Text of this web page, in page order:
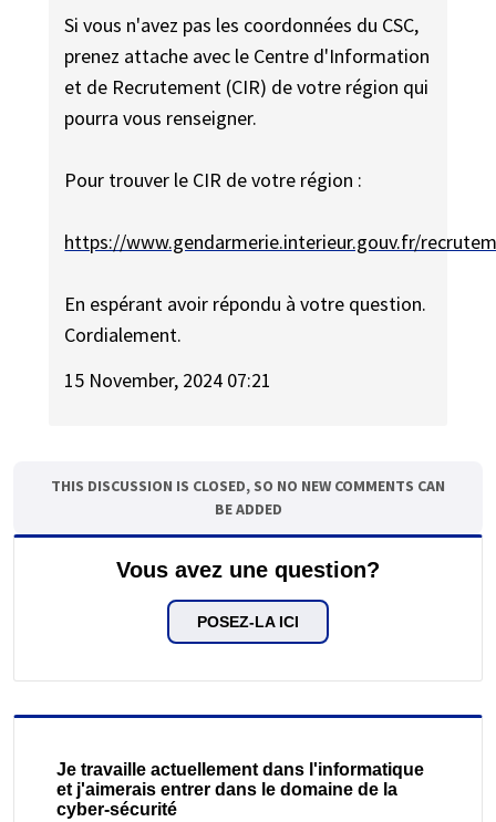
Si vous n'avez pas les coordonnées du CSC,
prenez attache avec le Centre d'Information
et de Recrutement (CIR) de votre région qui
pourra vous renseigner.
Pour trouver le CIR de votre région :
https://www.gendarmerie.interieur.gouv.fr/
En espérant avoir répondu à votre question.
Cordialement.
15 November, 2024 07:21
THIS DISCUSSION IS CLOSED, SO NO NEW COMMENTS CAN
BE ADDED
Vous avez une question?
POSEZ-LA ICI
Je travaille actuellement dans l'informatique
et j'aimerais entrer dans le domaine de la
cyber-sécurité